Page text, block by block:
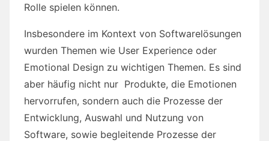
Rolle spielen können.
Insbesondere im Kontext von Softwarelösungen
wurden Themen wie User Experience oder
Emotional Design zu wichtigen Themen. Es sind
aber häufig nicht nur Produkte, die Emotionen
hervorrufen, sondern auch die Prozesse der
Entwicklung, Auswahl und Nutzung von
Software, sowie begleitende Prozesse der